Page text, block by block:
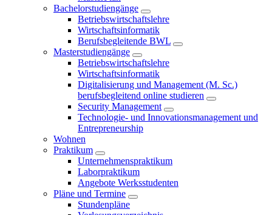
Bachelorstudiengänge
Betriebswirtschaftslehre
Wirtschaftsinformatik
Berufsbegleitende BWL
Masterstudiengänge
Betriebswirtschaftslehre
Wirtschaftsinformatik
Digitalisierung und Management (M. Sc.)
berufsbegleitend online studieren
Security Management
Technologie- und Innovationsmanagement und
Entrepreneurship
Wohnen
Praktikum
Unternehmenspraktikum
Laborpraktikum
Angebote Werksstudenten
Pläne und Termine
Stundenpläne